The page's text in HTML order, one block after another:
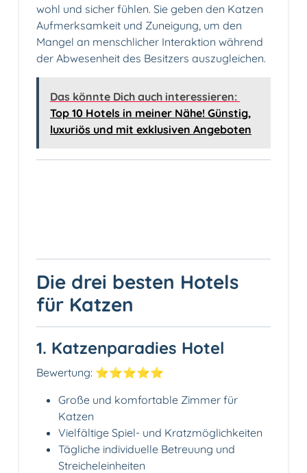
wohl und sicher fühlen. Sie geben den Katzen
Aufmerksamkeit und Zuneigung, um den
Mangel an menschlicher Interaktion während
der Abwesenheit des Besitzers auszugleichen.
Das könnte Dich auch interessieren:
Top 10 Hotels in meiner Nähe! Günstig,
luxuriös und mit exklusiven Angeboten
Die drei besten Hotels
für Katzen
1. Katzenparadies Hotel
Bewertung: ⭐⭐⭐⭐⭐
Große und komfortable Zimmer für
Katzen
Vielfältige Spiel- und Kratzmöglichkeiten
Tägliche individuelle Betreuung und
Streicheleinheiten